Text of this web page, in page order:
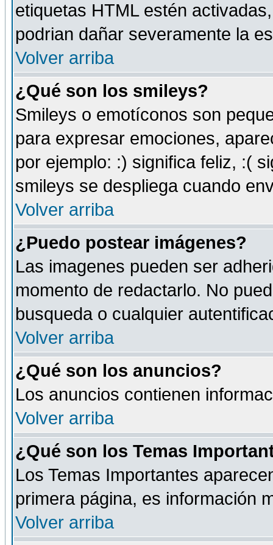
etiquetas HTML estén
podrian dañar severamente la
Volver arriba
¿Qué son los smileys?
Smileys o emotíconos son
para expresar emociones,
por ejemplo: :) significa feliz, :(
smileys se despliega cuando
Volver arriba
¿Puedo postear imágenes?
Las imagenes pueden ser
momento de redactarlo. No
busqueda o cualquier
Volver arriba
¿Qué son los anuncios?
Los anuncios contienen
Volver arriba
¿Qué son los Temas
Los Temas Importantes
primera página, es información
Volver arriba